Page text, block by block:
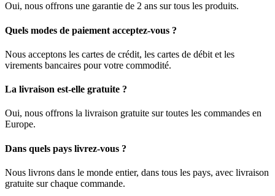
Oui, nous offrons une garantie de 2 ans sur tous les produits.
Quels modes de paiement acceptez-vous ?
Nous acceptons les cartes de crédit, les cartes de débit et les
virements bancaires pour votre commodité.
La livraison est-elle gratuite ?
Oui, nous offrons la livraison gratuite sur toutes les commandes en
Europe.
Dans quels pays livrez-vous ?
Nous livrons dans le monde entier, dans tous les pays, avec livraison
gratuite sur chaque commande.